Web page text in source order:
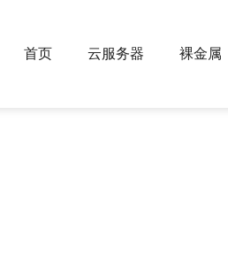
首页 云服务器 裸金属